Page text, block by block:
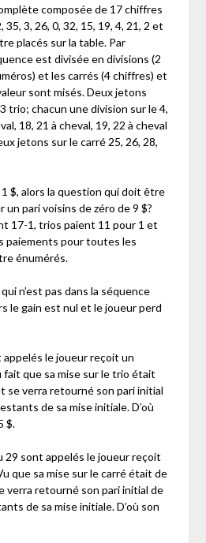
composée de 17 chiffres
35, 3, 26, 0, 32, 15, 19, 4, 21, 2 et
placés sur la table. Par
est divisée en divisions (2
et les carrés (4 chiffres) et
sont misés. Deux jetons
trio; chacun une division sur le 4,
18, 21 à cheval, 19, 22 à cheval
jetons sur le carré 25, 26, 28,
$, alors la question qui doit être
un pari voisins de zéro de 9 $?
17-1, trios paient 11 pour 1 et
paiements pour toutes les
énumérés.
n’est pas dans la séquence
le gain est nul et le joueur perd
appelés le joueur reçoit un
fait que sa mise sur le trio était
se verra retourné son pari initial
de sa mise initiale. D’où
$.
29 sont appelés le joueur reçoit
que sa mise sur le carré était de
verra retourné son pari initial de
de sa mise initiale. D’où son